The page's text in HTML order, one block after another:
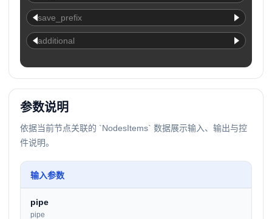
save_prefix
additional
参数说明
依据当前节点关联的 `NodesItems` 数据展示输入、输出与控
件说明。
输入参数
pipe
pipe